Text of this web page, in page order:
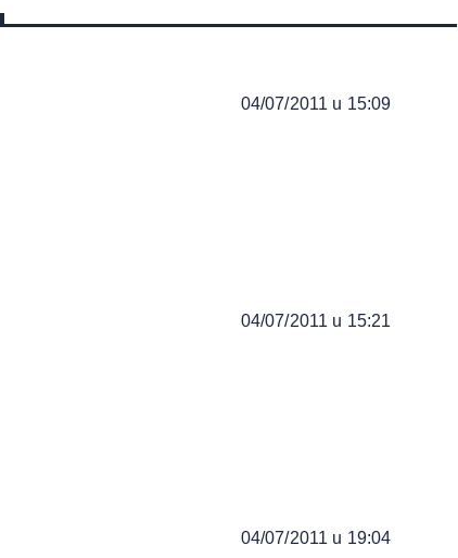
04/07/2011 u 15:09
04/07/2011 u 15:21
04/07/2011 u 19:04